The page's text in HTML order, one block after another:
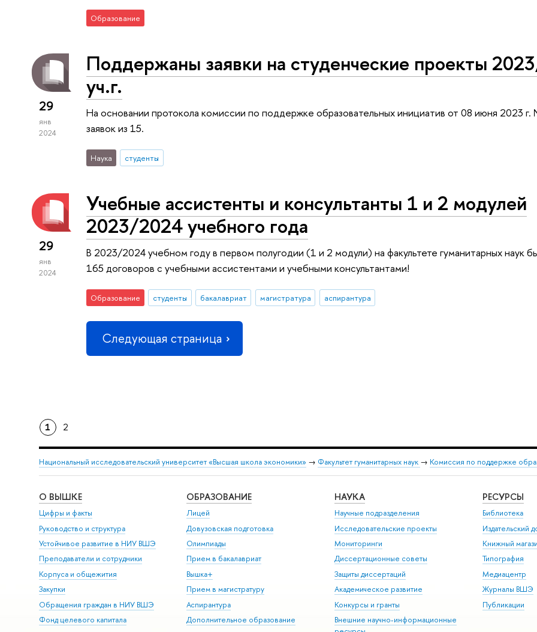
Образование
29
янв
2024
Поддержаны заявки на студенческие проекты
уч.г.
На основании протокола комиссии по поддержке образовательных инициатив от 08 июня 2023
заявок из 15.
Наука студенты
29
янв
2024
Учебные ассистенты и консультанты 1 и 2 модулей
2023/2024 учебного года
В 2023/2024 учебном году в первом полугодии (1 и 2 модули) на факультете гуманитарных наук
165 договоров с учебными ассистентами и учебными консультантами!
Образование студенты бакалавриат магистратура аспирантура
Следующая страница
1 2
Национальный исследовательский университет «Высшая школа экономики» → Факультет гуманитарных наук → Комиссия по поддержке
О ВЫШКЕ
Цифры и факты
Руководство и структура
Устойчивое развитие в НИУ ВШЭ
Преподаватели и сотрудники
Корпуса и общежития
Закупки
Обращения граждан в НИУ ВШЭ
Фонд целевого капитала
ОБРАЗОВАНИЕ
Лицей
Довузовская подготовка
Олимпиады
Прием в бакалавриат
Вышка+
Прием в магистратуру
Аспирантура
Дополнительное образование
НАУКА
Научные подразделения
Исследовательские проекты
Мониторинги
Диссертационные советы
Защиты диссертаций
Академическое развитие
Конкурсы и гранты
Внешние научно-информационные
РЕСУРСЫ
Библиотека
Издательский
Книжный
Типография
Медиацентр
Журналы ВШЭ
Публикации